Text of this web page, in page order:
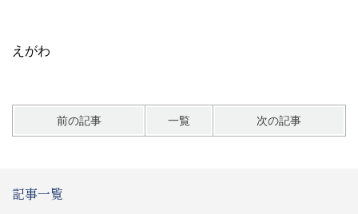
えがわ
前の記事 一覧 次の記事
記事一覧